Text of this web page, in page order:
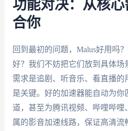
功能对决：从核
合你
回到最初的问题，Malus好用吗
好？我们不妨把它们放到具体场
需求是追剧、听音乐、看直播的
是关键。好的加速器能自动为你
道，甚至为腾讯视频、哔哩哔哩
属的影音加速线路，保证高清流